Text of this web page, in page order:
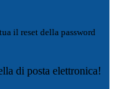
il reset della password
di posta elettronica!